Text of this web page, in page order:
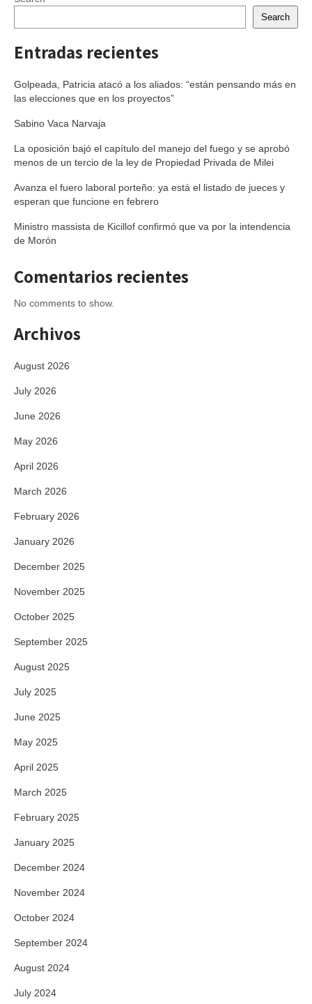
Search
Entradas recientes
Golpeada, Patricia atacó a los aliados: “están pensando más en
las elecciones que en los proyectos”
Sabino Vaca Narvaja
La oposición bajó el capítulo del manejo del fuego y se aprobó
menos de un tercio de la ley de Propiedad Privada de Milei
Avanza el fuero laboral porteño: ya está el listado de jueces y
esperan que funcione en febrero
Ministro massista de Kicillof confirmó que va por la intendencia
de Morón
Comentarios recientes
No comments to show.
Archivos
August 2026
July 2026
June 2026
May 2026
April 2026
March 2026
February 2026
January 2026
December 2025
November 2025
October 2025
September 2025
August 2025
July 2025
June 2025
May 2025
April 2025
March 2025
February 2025
January 2025
December 2024
November 2024
October 2024
September 2024
August 2024
July 2024